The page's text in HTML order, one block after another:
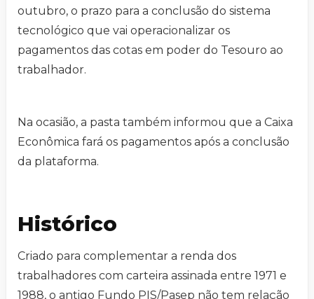
outubro, o prazo para a conclusão do sistema
tecnológico que vai operacionalizar os
pagamentos das cotas em poder do Tesouro ao
trabalhador.
Na ocasião, a pasta também informou que a Caixa
Econômica fará os pagamentos após a conclusão
da plataforma.
Histórico
Criado para complementar a renda dos
trabalhadores com carteira assinada entre 1971 e
1988, o antigo Fundo PIS/Pasep não tem relação